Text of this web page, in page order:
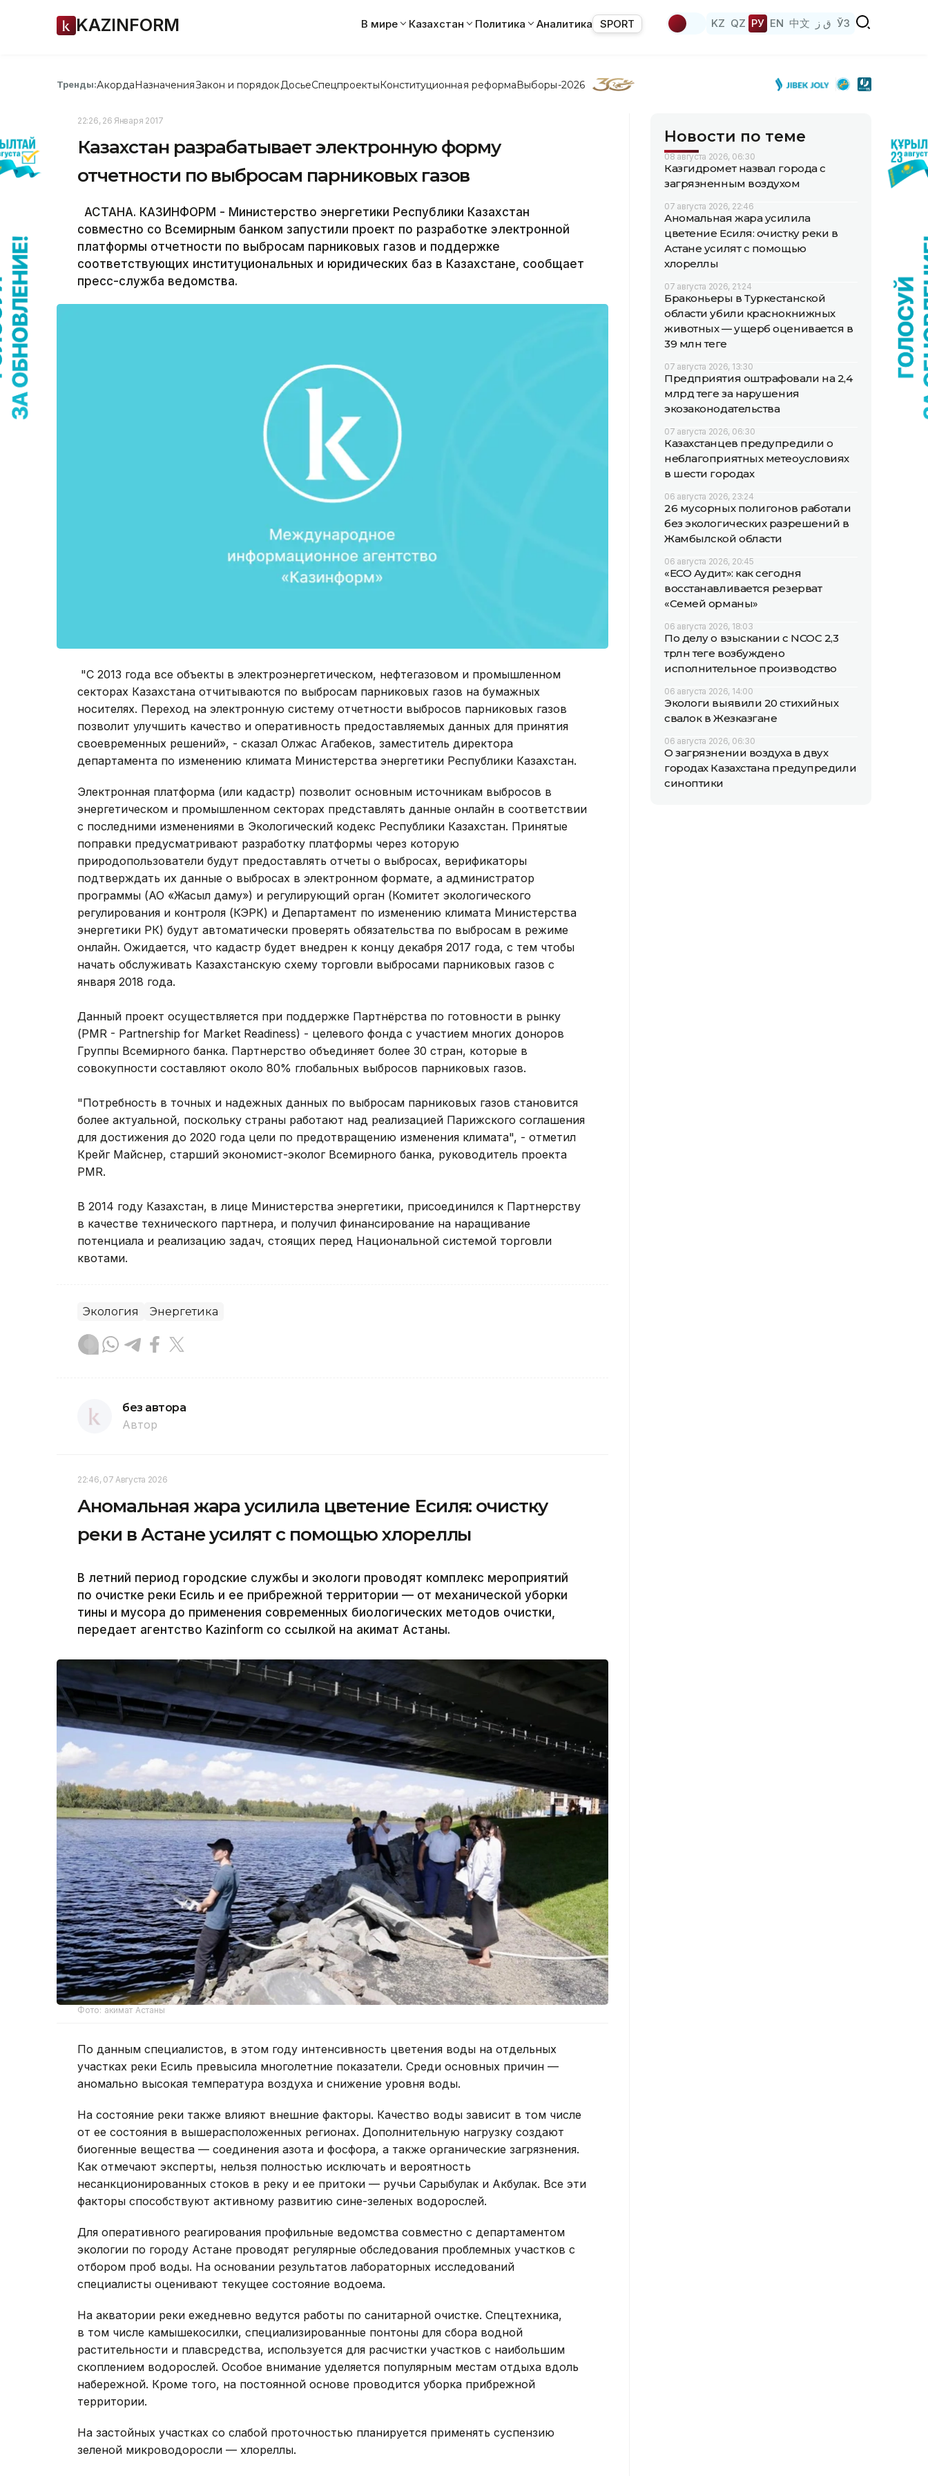
KAZINFORM В мире Казахстан Политика Аналитика SPORT KZ QZ РУ EN 中文 ق ز ЎЗ
Тренды:АкордаНазначенияЗакон и порядок ДосьеСпецпроектыКонституционная реформаВыборы-2026
22:26, 26 Января 2017
Казахстан разрабатывает электронную форму
отчетности по выбросам парниковых газов
АСТАНА. КАЗИНФОРМ - Министерство энергетики Республики Казахстан
совместно со Всемирным банком запустили проект по разработке электронной
платформы отчетности по выбросам парниковых газов и поддержке
соответствующих институциональных и юридических баз в Казахстане, сообщает
пресс-служба ведомства.
"С 2013 года все объекты в электроэнергетическом, нефтегазовом и промышленном
секторах Казахстана отчитываются по выбросам парниковых газов на бумажных
носителях. Переход на электронную систему отчетности выбросов парниковых газов
позволит улучшить качество и оперативность предоставляемых данных для принятия
своевременных решений», - сказал Олжас Агабеков, заместитель директора
департамента по изменению климата Министерства энергетики Республики Казахстан.
Электронная платформа (или кадастр) позволит основным источникам выбросов в
энергетическом и промышленном секторах представлять данные онлайн в соответствии
с последними изменениями в Экологический кодекс Республики Казахстан. Принятые
поправки предусматривают разработку платформы через которую
природопользователи будут предоставлять отчеты о выбросах, верификаторы
подтверждать их данные о выбросах в электронном формате, а администратор
программы (АО «Жасыл даму») и регулирующий орган (Комитет экологического
регулирования и контроля (КЭРК) и Департамент по изменению климата Министерства
энергетики РК) будут автоматически проверять обязательства по выбросам в режиме
онлайн. Ожидается, что кадастр будет внедрен к концу декабря 2017 года, с тем чтобы
начать обслуживать Казахстанскую схему торговли выбросами парниковых газов с
января 2018 года.
Данный проект осуществляется при поддержке Партнёрства по готовности в рынку
(PMR - Partnership for Market Readiness) - целевого фонда с участием многих доноров
Группы Всемирного банка. Партнерство объединяет более 30 стран, которые в
совокупности составляют около 80% глобальных выбросов парниковых газов.
"Потребность в точных и надежных данных по выбросам парниковых газов становится
более актуальной, поскольку страны работают над реализацией Парижского соглашения
для достижения до 2020 года цели по предотвращению изменения климата", - отметил
Крейг Майснер, старший экономист-эколог Всемирного банка, руководитель проекта
PMR.
В 2014 году Казахстан, в лице Министерства энергетики, присоединился к Партнерству
в качестве технического партнера, и получил финансирование на наращивание
потенциала и реализацию задач, стоящих перед Национальной системой торговли
квотами.
Экология Энергетика
без автора
Автор
22:46, 07 Августа 2026
Аномальная жара усилила цветение Есиля: очистку
реки в Астане усилят с помощью хлореллы
В летний период городские службы и экологи проводят комплекс мероприятий
по очистке реки Есиль и ее прибрежной территории — от механической уборки
тины и мусора до применения современных биологических методов очистки,
передает агентство Kazinform со ссылкой на акимат Астаны.
Фото: акимат Астаны
По данным специалистов, в этом году интенсивность цветения воды на отдельных
участках реки Есиль превысила многолетние показатели. Среди основных причин —
аномально высокая температура воздуха и снижение уровня воды.
На состояние реки также влияют внешние факторы. Качество воды зависит в том числе
от ее состояния в вышерасположенных регионах. Дополнительную нагрузку создают
биогенные вещества — соединения азота и фосфора, а также органические загрязнения.
Как отмечают эксперты, нельзя полностью исключать и вероятность
несанкционированных стоков в реку и ее притоки — ручьи Сарыбулак и Акбулак. Все эти
факторы способствуют активному развитию сине-зеленых водорослей.
Для оперативного реагирования профильные ведомства совместно с департаментом
экологии по городу Астане проводят регулярные обследования проблемных участков с
отбором проб воды. На основании результатов лабораторных исследований
специалисты оценивают текущее состояние водоема.
На акватории реки ежедневно ведутся работы по санитарной очистке. Спецтехника,
в том числе камышекосилки, специализированные понтоны для сбора водной
растительности и плавсредства, используется для расчистки участков с наибольшим
скоплением водорослей. Особое внимание уделяется популярным местам отдыха вдоль
набережной. Кроме того, на постоянной основе проводится уборка прибрежной
территории.
На застойных участках со слабой проточностью планируется применять суспензию
зеленой микроводоросли — хлореллы.
Новости по теме
08 августа 2026, 06:30
Казгидромет назвал города с
загрязненным воздухом
07 августа 2026, 22:46
Аномальная жара усилила
цветение Есиля: очистку реки в
Астане усилят с помощью
хлореллы
07 августа 2026, 21:24
Браконьеры в Туркестанской
области убили краснокнижных
животных — ущерб оценивается в
39 млн теңге
07 августа 2026, 13:30
Предприятия оштрафовали на 2,4
млрд теңге за нарушения
экозаконодательства
07 августа 2026, 06:30
Казахстанцев предупредили о
неблагоприятных метеоусловиях
в шести городах
06 августа 2026, 23:24
26 мусорных полигонов работали
без экологических разрешений в
Жамбылской области
06 августа 2026, 20:45
«ECO Аудит»: как сегодня
восстанавливается резерват
«Семей орманы»
06 августа 2026, 18:03
По делу о взыскании с NCOC 2,3
трлн теңге возбуждено
исполнительное производство
06 августа 2026, 14:00
Экологи выявили 20 стихийных
свалок в Жезказгане
06 августа 2026, 06:30
О загрязнении воздуха в двух
городах Казахстана предупредили
синоптики